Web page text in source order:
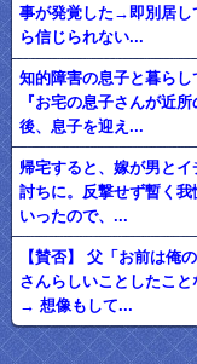
事が発覚した→即別居し
ら信じられない...
知的障害の息子と暮ら
『お宅の息子さんが近
後、息子を迎え...
帰宅すると、嫁が男と
討ちに。反撃せず暫く
いったので、...
【賛否】 父「お前は俺
さんらしいことしたこと
→ 想像もして...